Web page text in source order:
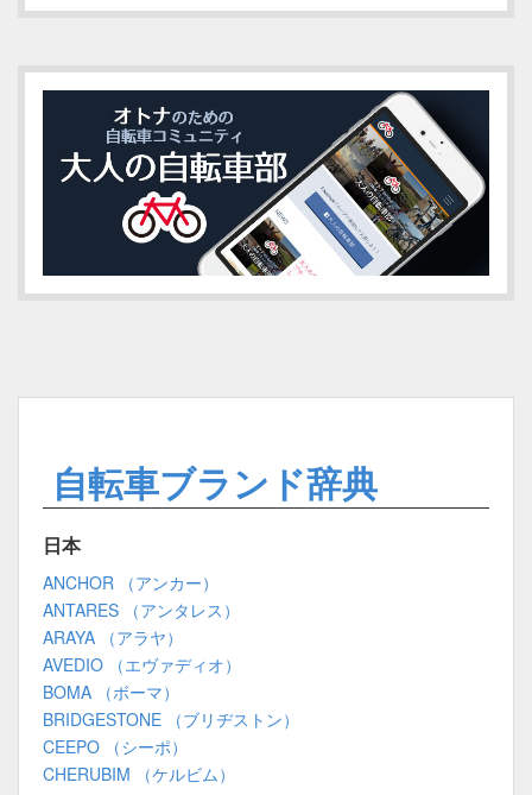
自転車ブランド辞典
日本
ANCHOR （アンカー）
ANTARES （アンタレス）
ARAYA （アラヤ）
AVEDIO （エヴァディオ）
BOMA （ボーマ）
BRIDGESTONE （ブリヂストン）
CEEPO （シーポ）
CHERUBIM （ケルビム）